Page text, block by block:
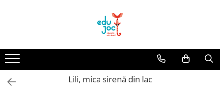
1-2 ani
3-4 ani
5-7 ani
Lili, mica sirenă din lac